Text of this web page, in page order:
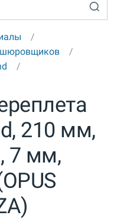
210 мм,
7 мм,